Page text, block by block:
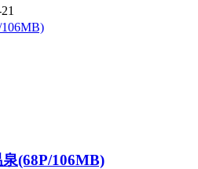
(68P/106MB)